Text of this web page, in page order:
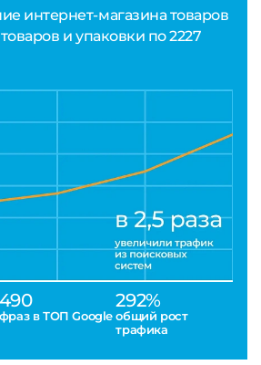
интернет-магазина товаров
и упаковки по 2227
490
фраз в ТОП Google
292%
общий рост
трафика